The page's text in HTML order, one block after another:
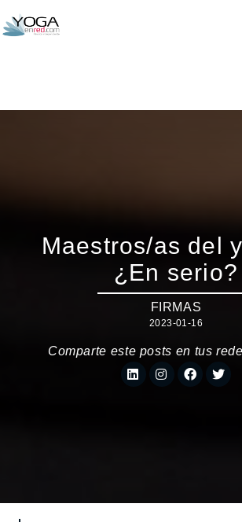
Maestros/as del
¿En serio?
FIRMAS
2023-01-16
Comparte este posts en tus